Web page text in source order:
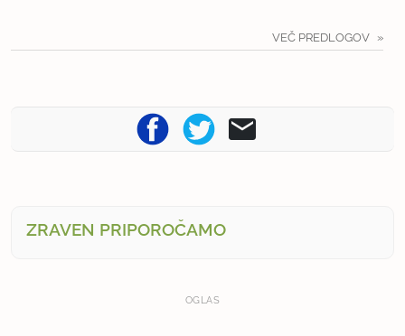
VEČ PREDLOGOV
ZRAVEN PRIPOROČAMO
OGLAS